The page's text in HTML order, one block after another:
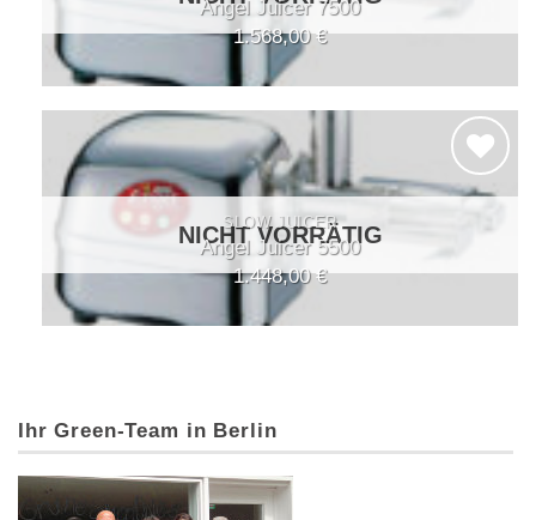
Angel Juicer 7500
1.568,00€
Auf die
Wunschliste
NICHT VORRÄTIG
SLOW JUICER
Angel Juicer 5500
1.448,00€
Ihr Green-Team in Berlin